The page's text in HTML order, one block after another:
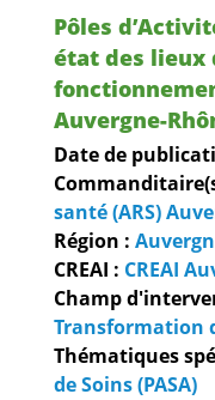
Projets Fédéraux
Espace emploi
Guides et outils
Actualités
ARSENE
Pôles
état des lieux
Auvergne-
Date de
santé (ARS)
Région :
CREAI : CREAI
Champ
Transformation
Thématiques
de Soins (PASA)